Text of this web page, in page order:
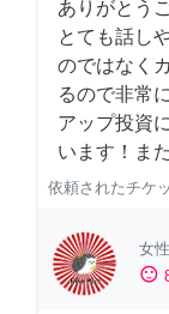
ありがとう
とても話し
のではなく
るので非常
アップ投資
います！ま
依頼されたチケ
女性
sentiment_satisfied